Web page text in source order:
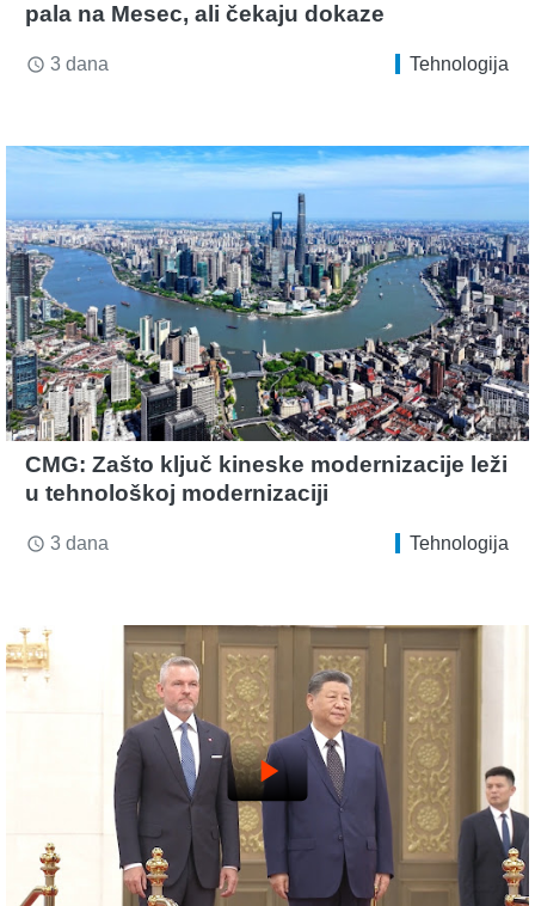
pala na Mesec, ali čekaju dokaze
access_time 3 dana Tehnologija
CMG: Zašto ključ kineske modernizacije leži
u tehnološkoj modernizaciji
access_time 3 dana Tehnologija
play_arrow